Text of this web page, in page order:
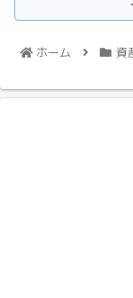
ホーム 資